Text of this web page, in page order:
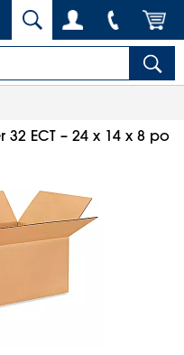
ECT – 24 x 14 x 8 po